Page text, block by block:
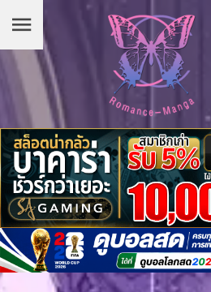
หน้าแรก
หมวดมังงะ
รายชื่อมังงะ Romance
เกาหลี
Chapter
List
1
ตอน
น
2
ตอน
ที่
น
3
ตอน
ที่
ม